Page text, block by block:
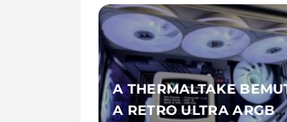
A THERMALTAKE
A RETRO ULTRA ARGB